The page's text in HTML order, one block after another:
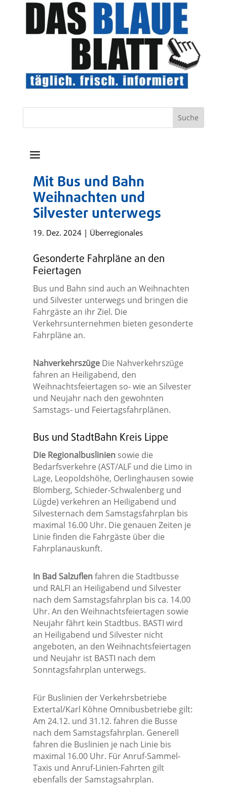
a
Mit Bus und Bahn
Weihnachten und
Silvester unterwegs
19. Dez. 2024| Überregionales
Gesonderte Fahrpläne an den
Feiertagen
Bus und Bahn sind auch an Weihnachten
und Silvester unterwegs und bringen die
Fahrgäste an ihr Ziel. Die
Verkehrsunternehmen bieten gesonderte
Fahrpläne an.
Nahverkehrszüge Die Nahverkehrszüge
fahren an Heiligabend, den
Weihnachtsfeiertagen so- wie an Silvester
und Neujahr nach den gewohnten
Samstags- und Feiertagsfahrplänen.
Bus und StadtBahn Kreis Lippe
Die Regionalbusliniensowie die
Bedarfsverkehre (AST/ALF und die Limo in
Lage, Leopoldshöhe, Oerlinghausen sowie
Blomberg, Schieder-Schwalenberg und
Lügde) verkehren an Heiligabend und
Silvesternach dem Samstagsfahrplan bis
maximal 16.00 Uhr. Die genauen Zeiten je
Linie finden die Fahrgäste über die
Fahrplanauskunft.
In Bad Salzuflenfahren die Stadtbusse
und RALFI an Heiligabend und Silvester
nach dem Samstagsfahrplan bis ca. 14.00
Uhr. An den Weihnachtsfeiertagen sowie
Neujahr fährt kein Stadtbus. BASTI wird
an Heiligabend und Silvester nicht
angeboten, an den Weihnachtsfeiertagen
und Neujahr ist BASTI nach dem
Sonntagsfahrplan unterwegs.
Für Buslinien der Verkehrsbetriebe
Extertal/Karl Köhne Omnibusbetriebe gilt:
Am 24.12. und 31.12. fahren die Busse
nach dem Samstagsfahrplan. Generell
fahren die Buslinien je nach Linie bis
maximal 16.00 Uhr. Für Anruf-Sammel-
Taxis und Anruf-Linien-Fahrten gilt
ebenfalls der Samstagsahrplan.